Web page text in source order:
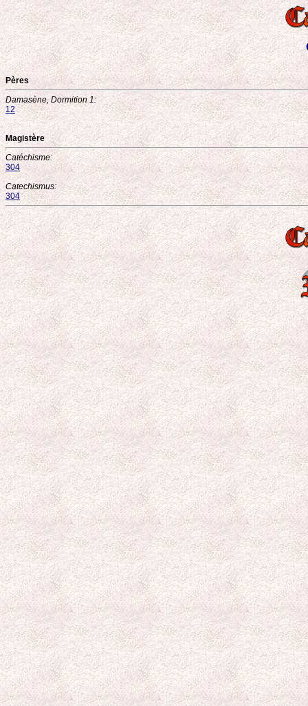
Pères
Damasène, Dormition 1:
12
Magistère
Catéchisme:
304
Catechismus:
304